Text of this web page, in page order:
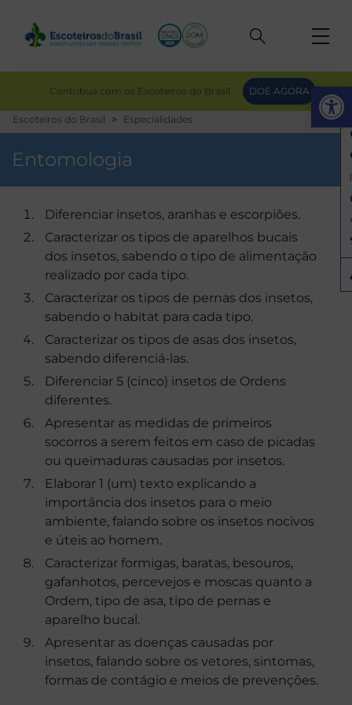
Contribua com os Escoteiros do Brasil DOE AGORA
Escoteiros do Brasil Especialidades
Entomologia
Diferenciar insetos, aranhas e escorpiões.
Caracterizar os tipos de aparelhos bucais
dos insetos, sabendo o tipo de alimentação
realizado por cada tipo.
Caracterizar os tipos de pernas dos insetos,
sabendo o habitat para cada tipo.
Caracterizar os tipos de asas dos insetos,
sabendo diferenciá-las.
Diferenciar 5 (cinco) insetos de Ordens
diferentes.
Apresentar as medidas de primeiros
socorros a serem feitos em caso de picadas
ou queimaduras causadas por insetos.
Elaborar 1 (um) texto explicando a
importância dos insetos para o meio
ambiente, falando sobre os insetos nocivos
e úteis ao homem.
Caracterizar formigas, baratas, besouros,
gafanhotos, percevejos e moscas quanto a
Ordem, tipo de asa, tipo de pernas e
aparelho bucal.
Apresentar as doenças causadas por
insetos, falando sobre os vetores, sintomas,
formas de contágio e meios de prevenções.